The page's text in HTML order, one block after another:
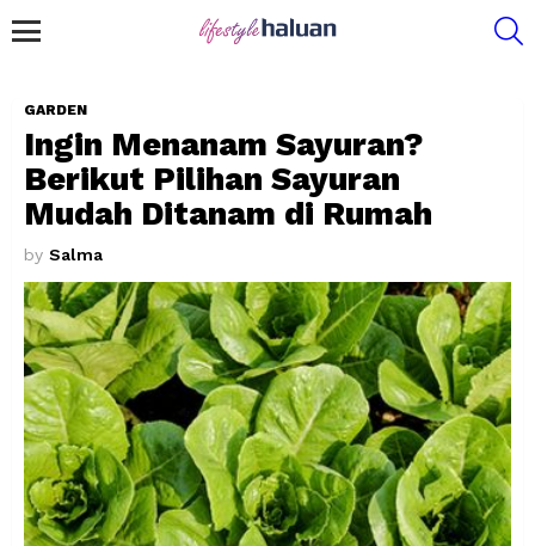
GARDEN
Ingin Menanam Sayuran?
Berikut Pilihan Sayuran
Mudah Ditanam di Rumah
by Salma